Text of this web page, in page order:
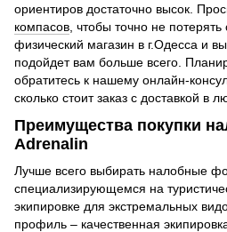
ориентиров достаточно высок.
компасов, чтобы точно не
физический магазин в г.Одесса и
подойдет вам больше всего.
обратитесь к нашему онлайн-
сколько стоит заказ с доставкой в
Преимущества покупки
Adrenalin
Лучше всего выбирать налобные
специализирующемся на
экипировке для экстремальных
профиль – качественная